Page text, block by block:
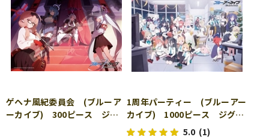
ゲヘナ風紀委員会 (ブルーア
ーカイブ) 300ピース ジグ
1周年パーティー (ブルーアー
カイブ) 1000ピース ジグソ
ーパズル ENS-1000T-523
5.0 (1)